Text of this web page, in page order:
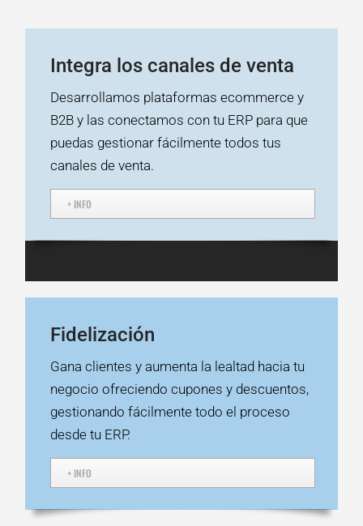
Integra los canales de venta
Desarrollamos plataformas ecommerce y
B2B y las conectamos con tu ERP para que
puedas gestionar fácilmente todos tus
canales de venta.
+ INFO
Fidelización
Gana clientes y aumenta la lealtad hacia tu
negocio ofreciendo cupones y descuentos,
gestionando fácilmente todo el proceso
desde tu ERP.
+ INFO